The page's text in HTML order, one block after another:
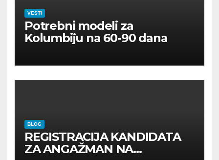
VESTI
Potrebni modeli za
Kolumbiju na 60-90 dana
BLOG
REGISTRACIJA KANDIDATA
ZA ANGAŽMAN NA